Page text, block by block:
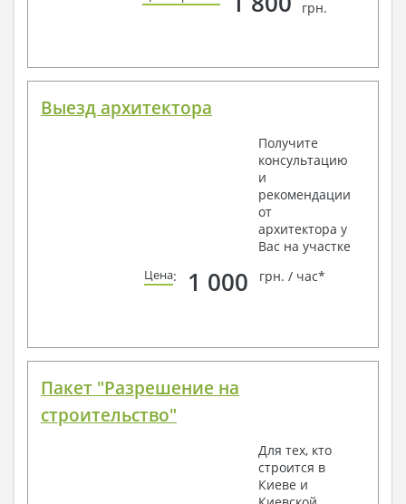
грн.
Выезд архитектора
Получите
консультацию
и
рекомендации
от
архитектора у
Вас на участке
Цена: 1 000 грн. / час*
Пакет "Разрешение на
строительство"
Для тех, кто
строится в
Киеве и